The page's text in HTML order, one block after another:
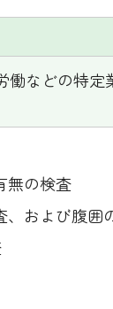
働などの特
無の検査
、および腹囲